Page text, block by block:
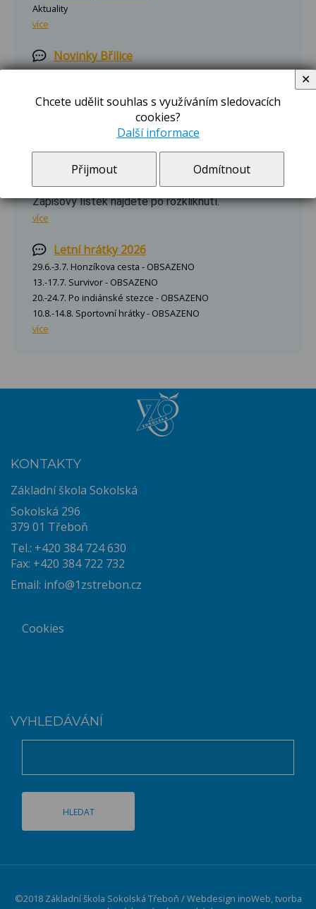
Aktuality
více
Novinky Břilice
Aktuality
Zápis do školní družiny 2026/2027
Zápis do školní družiny na Sokolské pro rok
2026/2027 se bude konat ve dnech
27.8.-28.8.2026 a 31.8.2026 v době 8:00-15:00
hodin v I. odd. školní družiny, přízemí školy.
Zápisový lístek najdete po rozkliknutí.
více
Letní hrátky 2026
29.6.-3.7. Honzíkova cesta - OBSAZENO
13.-17.7. Survivor - OBSAZENO
20.-24.7. Po indiánské stezce - OBSAZENO
10.8.-14.8. Sportovní hrátky - OBSAZENO
více
KONTAKTY
Základní škola Sokolská
Sokolská 296
379 01 Třeboň
Tel.: +420 384 724 630
Fax: +420 384 722 732
Email: info@1zstrebon.cz
Cookies
VYHLEDÁVÁNÍ
©2018 Základní škola Sokolská Třeboň / Webdesign inoWeb, tvorba
Chcete udělit souhlas s využíváním sledovacích
cookies?
Další informace
Přijmout Odmítnout
✕